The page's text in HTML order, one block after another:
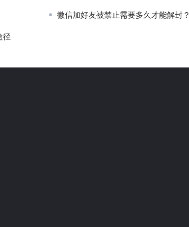
微信加好友被禁止需要多久才能解封？
径